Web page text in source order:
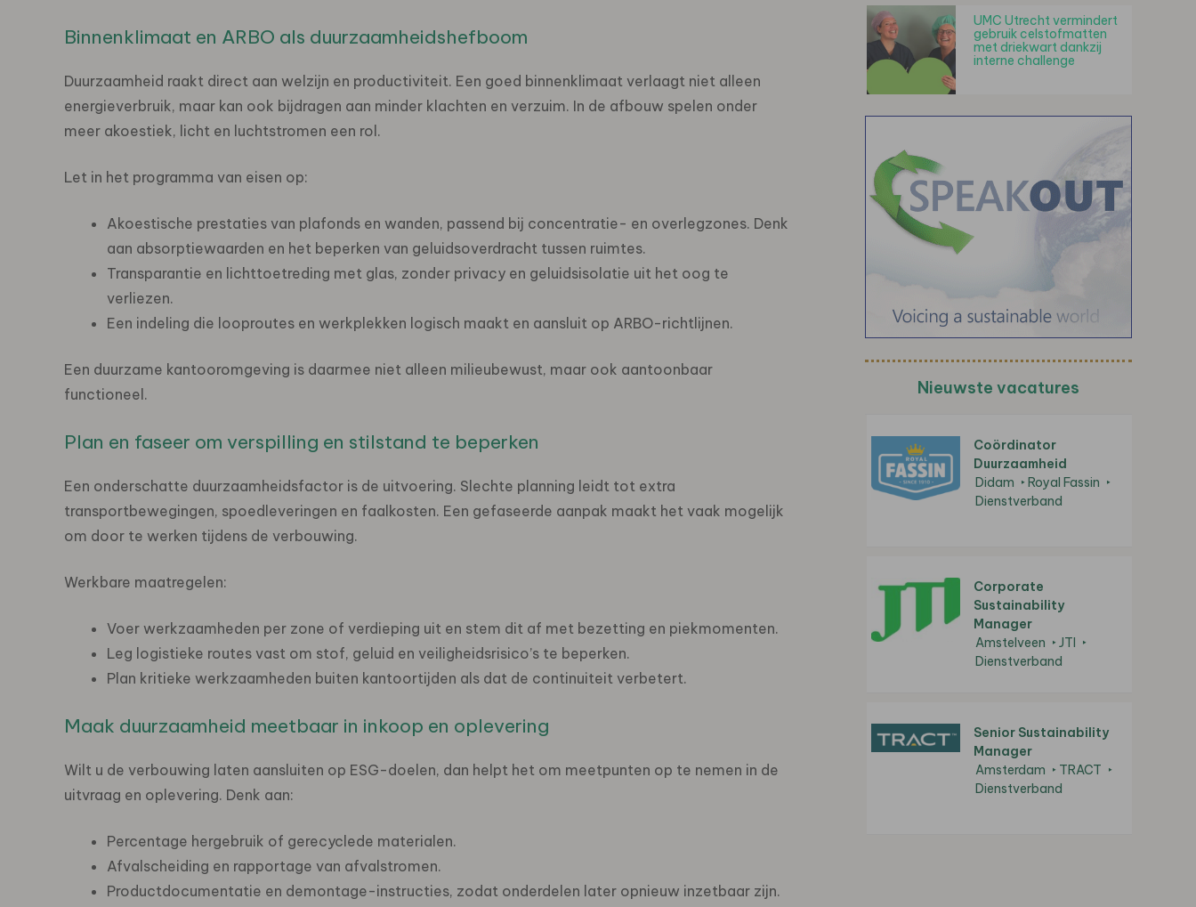
Binnenklimaat en ARBO als duurzaamheidshefboom
Duurzaamheid raakt direct aan welzijn en productiviteit. Een goed binnenklimaat verlaagt niet alleen
energieverbruik, maar kan ook bijdragen aan minder klachten en verzuim. In de afbouw spelen onder
meer akoestiek, licht en luchtstromen een rol.
Let in het programma van eisen op:
Akoestische prestaties van plafonds en wanden, passend bij concentratie- en overlegzones. Denk
aan absorptiewaarden en het beperken van geluidsoverdracht tussen ruimtes.
Transparantie en lichttoetreding met glas, zonder privacy en geluidsisolatie uit het oog te
verliezen.
Een indeling die looproutes en werkplekken logisch maakt en aansluit op ARBO-richtlijnen.
Een duurzame kantooromgeving is daarmee niet alleen milieubewust, maar ook aantoonbaar
functioneel.
Plan en faseer om verspilling en stilstand te beperken
Een onderschatte duurzaamheidsfactor is de uitvoering. Slechte planning leidt tot extra
transportbewegingen, spoedleveringen en faalkosten. Een gefaseerde aanpak maakt het vaak mogelijk
om door te werken tijdens de verbouwing.
Werkbare maatregelen:
Voer werkzaamheden per zone of verdieping uit en stem dit af met bezetting en piekmomenten.
Leg logistieke routes vast om stof, geluid en veiligheidsrisico’s te beperken.
Plan kritieke werkzaamheden buiten kantoortijden als dat de continuiteit verbetert.
Maak duurzaamheid meetbaar in inkoop en oplevering
Wilt u de verbouwing laten aansluiten op ESG-doelen, dan helpt het om meetpunten op te nemen in de
uitvraag en oplevering. Denk aan:
Percentage hergebruik of gerecyclede materialen.
Afvalscheiding en rapportage van afvalstromen.
Productdocumentatie en demontage-instructies, zodat onderdelen later opnieuw inzetbaar zijn.
UMC Utrecht vermindert
gebruik celstofmatten
met driekwart dankzij
interne challenge
Nieuwste vacatures
Coördinator
Duurzaamheid
Didam
Royal Fassin
Dienstverband
Corporate
Sustainability
Manager
Amstelveen
JTI
Dienstverband
Senior Sustainability
Manager
Amsterdam
TRACT
Dienstverband